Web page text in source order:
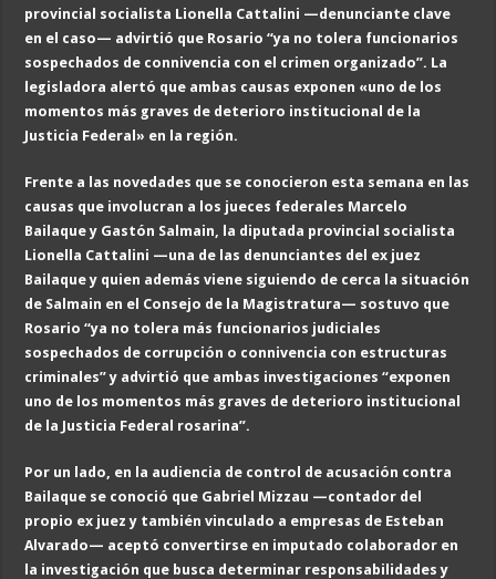
provincial socialista Lionella Cattalini —denunciante clave
en el caso— advirtió que Rosario “ya no tolera funcionarios
sospechados de connivencia con el crimen organizado”. La
legisladora alertó que ambas causas exponen «uno de los
momentos más graves de deterioro institucional de la
Justicia Federal» en la región.
Frente a las novedades que se conocieron esta semana en las
causas que involucran a los jueces federales Marcelo
Bailaque y Gastón Salmain, la diputada provincial socialista
Lionella Cattalini —una de las denunciantes del ex juez
Bailaque y quien además viene siguiendo de cerca la situación
de Salmain en el Consejo de la Magistratura— sostuvo que
Rosario “ya no tolera más funcionarios judiciales
sospechados de corrupción o connivencia con estructuras
criminales” y advirtió que ambas investigaciones “exponen
uno de los momentos más graves de deterioro institucional
de la Justicia Federal rosarina”.
Por un lado, en la audiencia de control de acusación contra
Bailaque se conoció que Gabriel Mizzau —contador del
propio ex juez y también vinculado a empresas de Esteban
Alvarado— aceptó convertirse en imputado colaborador en
la investigación que busca determinar responsabilidades y